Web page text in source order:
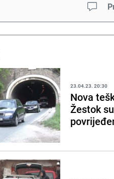
23.04.23. 20:30
Nova
Žestok